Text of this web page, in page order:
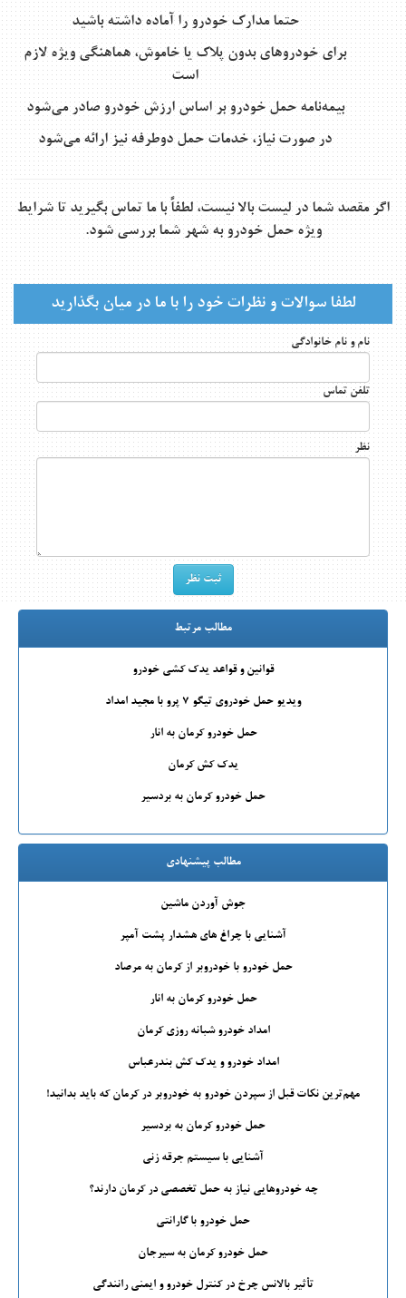
حتما مدارک خودرو را آماده داشته باشید
برای خودروهای بدون پلاک یا خاموش، هماهنگی ویژه لازم
است
بیمه‌نامه حمل خودرو بر اساس ارزش خودرو صادر می‌شود
در صورت نیاز، خدمات حمل دوطرفه نیز ارائه می‌شود
اگر مقصد شما در لیست بالا نیست، لطفاً با ما تماس بگیرید تا شرایط
ویژه حمل خودرو به شهر شما بررسی شود.
خودروبر کرمان
لطفا سوالات و نظرات خود را با ما در میان بگذارید
نام و نام خانوادگی
تلفن تماس
نظر
مطالب مرتبط
قوانین و قواعد یدک کشی خودرو
ویدیو حمل خودروی تیگو 7 پرو با مجید امداد
حمل خودرو کرمان به انار
یدک کش کرمان
حمل خودرو کرمان به بردسیر
مطالب پیشنهادی
جوش آوردن ماشین
آشنایی با چراغ های هشدار پشت آمپر
حمل خودرو با خودروبر از کرمان به مرصاد
حمل خودرو کرمان به انار
امداد خودرو شبانه روزی کرمان
امداد خودرو و یدک کش بندرعباس
مهم‌ترین نکات قبل از سپردن خودرو به خودروبر در کرمان که باید بدانید!
حمل خودرو کرمان به بردسیر
آشنایی با سیستم جرقه زنی
چه خودروهایی نیاز به حمل تخصصی در کرمان دارند؟
حمل خودرو با گارانتی
حمل خودرو کرمان به سیرجان
تأثیر بالانس چرخ در کنترل خودرو و ایمنی رانندگی